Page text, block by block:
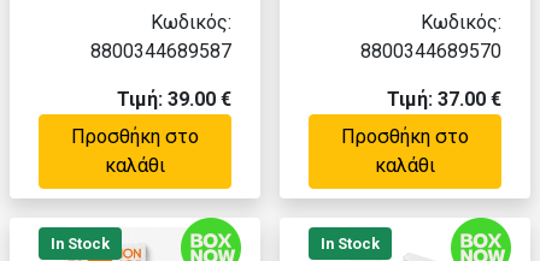
Κωδικός:
8800344689587
Τιμή: 39.00 €
Προσθήκη στο
καλάθι
Κωδικός:
8800344689570
Τιμή: 37.00 €
Προσθήκη στο
καλάθι
In Stock In Stock